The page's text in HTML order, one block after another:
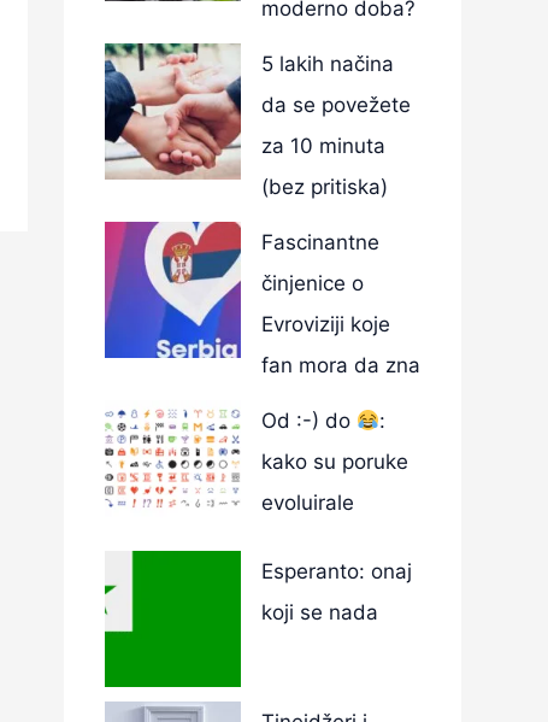
moderno doba?
5 lakih načina
da se povežete
za 10 minuta
(bez pritiska)
Fascinantne
činjenice o
Evroviziji koje
fan mora da zna
Od :-) do
:
kako su poruke
evoluirale
Esperanto: onaj
koji se nada